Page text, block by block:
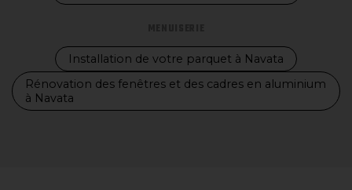
Installation de votre parquet à Navata
Rénovation des fenêtres et des cadres en aluminium
à Navata